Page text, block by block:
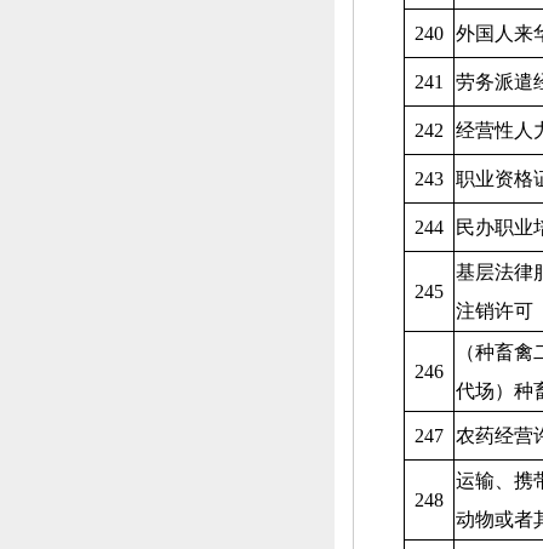
240 外国人来
241 劳务派遣
242 经营性人
243 职业资格
244 民办职业
245
基层法律
注销许可
246
（种畜
代场）种
247 农药经营
248
运输、 携
动物或者